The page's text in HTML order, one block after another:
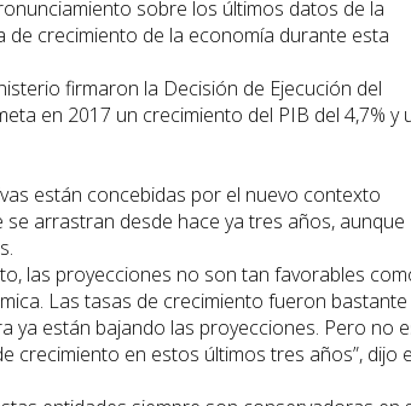
sobre los últimos datos de la
de crecimiento de la economía durante esta
firmaron la Decisión de Ejecución del
en 2017 un crecimiento del PIB del 4,7% y
están concebidas por el nuevo contexto
arrastran desde hace ya tres años, aunque
las proyecciones no son tan favorables
Las tasas de crecimiento fueron bastante
ya están bajando las proyecciones. Pero no
crecimiento en estos últimos tres años”, dijo